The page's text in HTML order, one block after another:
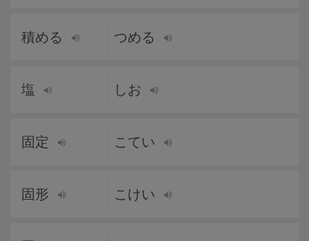
積める つめる
塩 しお
固定 こてい
固形 こけい